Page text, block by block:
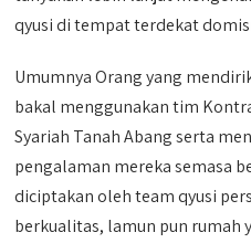
qyusi di tempat terdekat
Umumnya Orang yang
bakal menggunakan tim
Syariah Tanah Abang serta
pengalaman mereka semasa
diciptakan oleh team qyusi
berkualitas, lamun pun rumah